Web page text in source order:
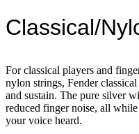
Classical/
For classical players and
nylon strings, Fender
and sustain. The pure silver
reduced finger noise, all
your voice heard.